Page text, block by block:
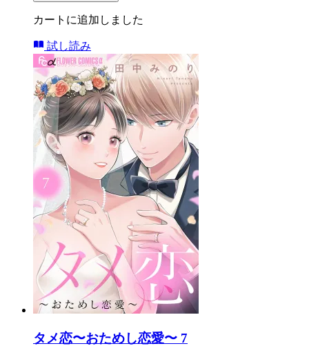
カートに追加しました
試し読み
タメ恋〜おためし恋愛〜 7